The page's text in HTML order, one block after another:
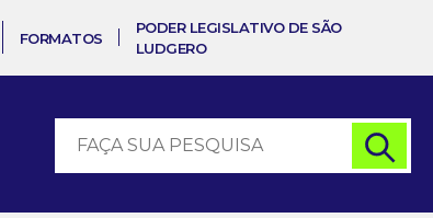
FORMATOS
PODER LEGISLATIVO DE SÃO
LUDGERO